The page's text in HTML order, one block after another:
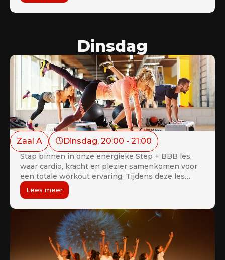
Dinsdag
Zaal A Dinsdag, 20:00 - 21:00
Step + BBB (Workout)
Stap binnen in onze energieke Step + BBB les,
waar cardio, kracht en plezier samenkomen voor
een totale workout ervaring. Tijdens deze les
combineren we de opzwepende ritmes van step
aerobics met gerichte oefeningen voor billen, buik
en benen (BBB), waardoor je niet alleen calorieën
verbrandt, maar ook je spieren versterkt en
vormgeeft.
Lees meer